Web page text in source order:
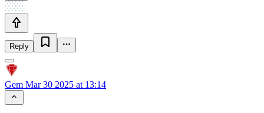
Reply
Gem Mar 30 2025 at 13:14